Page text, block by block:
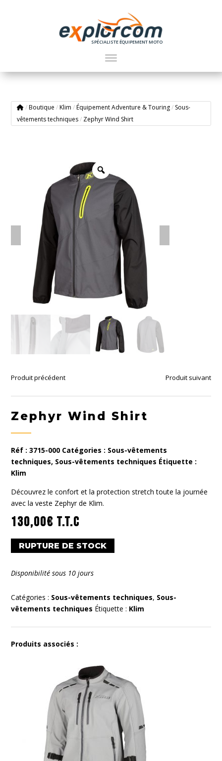
SPÉCIALISTE ÉQUIPEMENT MOTO
/ Boutique / Klim / Équipement Adventure & Touring / Sous-
vêtements techniques / Zephyr Wind Shirt
Produit précédent Produit suivant
Zephyr Wind Shirt
Réf :3715-000 Catégories : Sous-vêtements
techniques, Sous-vêtements techniques Étiquette :
Klim
Découvrez le confort et la protection stretch toute la journée
avec la veste Zephyr de Klim.
130,00€ T.T.C
RUPTURE DE STOCK
Disponibilité sous 10 jours
Catégories : Sous-vêtements techniques, Sous-
vêtements techniques Étiquette : Klim
Produits associés :